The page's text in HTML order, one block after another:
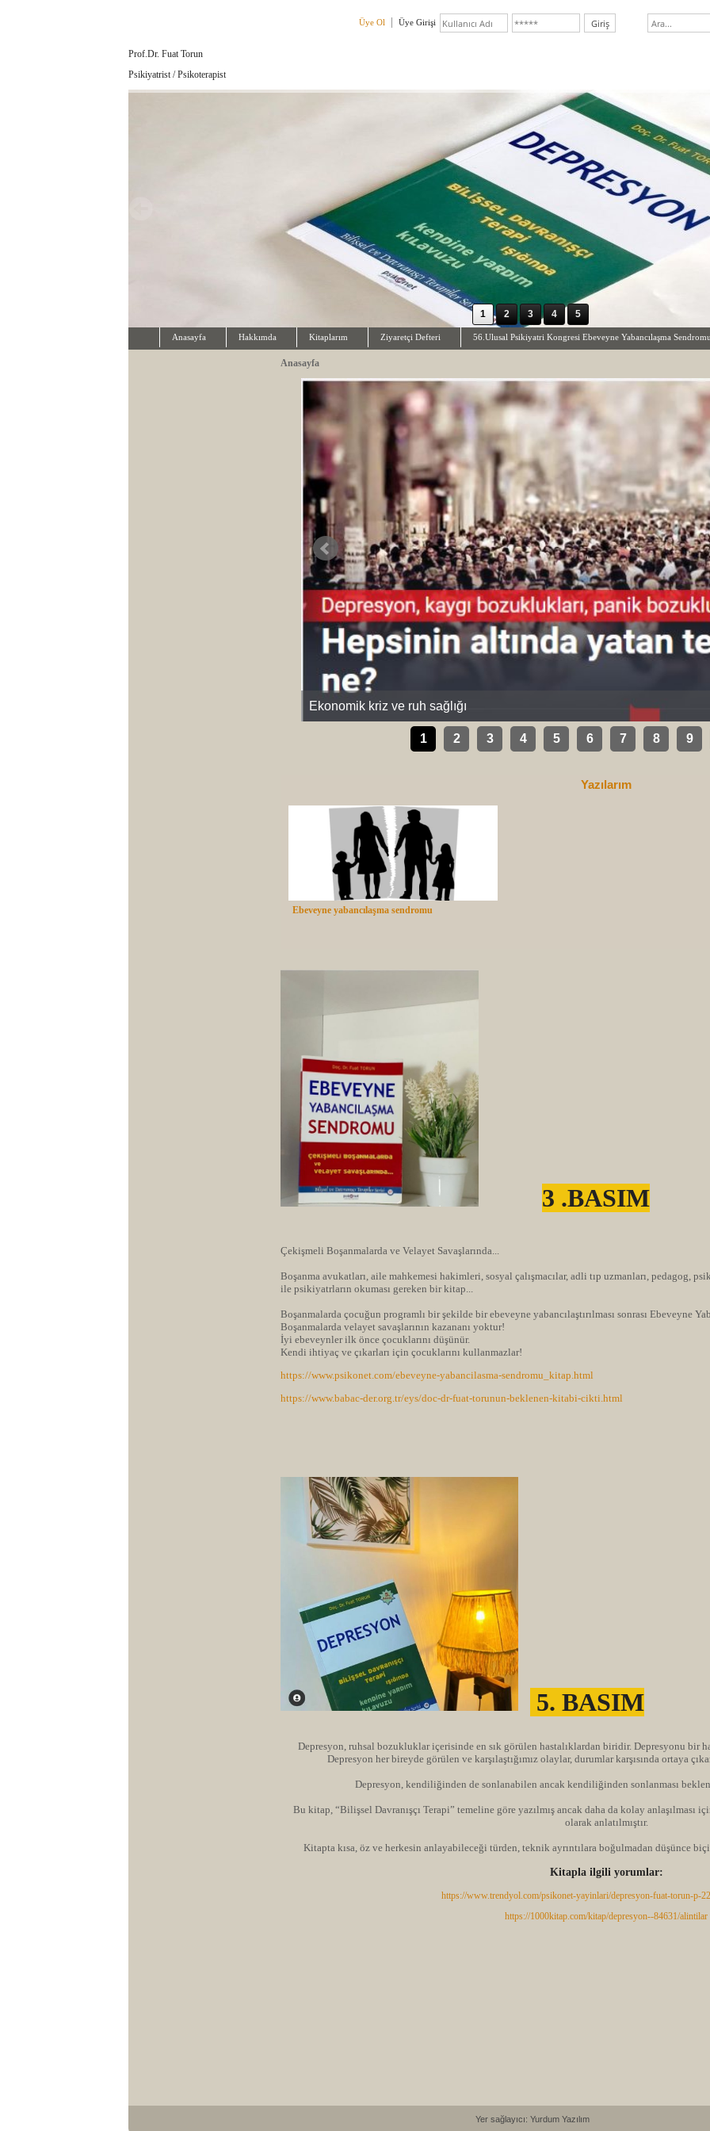
Üye Ol Üye Girişi
Prof.Dr. Fuat Torun
Psikiyatrist / Psikoterapist
1 2 3 4 5
Anasayfa Hakkımda Kitaplarım Ziyaretçi Defteri 56.Ulusal Psikiyatri Kongresi Ebeveyne Yabancılaşma
Anasayfa
Ekonomik kriz ve ruh sağlığı
1 2 3 4 5 6 7 8 9
Yazılarım
Ebeveyne yabancılaşma sendromu
3 .BASIM
Çekişmeli Boşanmalarda ve Velayet Savaşlarında...
Boşanma avukatları, aile mahkemesi hakimleri, sosyal çalışmacılar, adli tıp uzmanları, pedagog,
ile psikiyatrların okuması gereken bir kitap...
Boşanmalarda çocuğun programlı bir şekilde bir ebeveyne yabancılaştırılması sonrası Ebeveyne
Boşanmalarda velayet savaşlarının kazananı yoktur!
İyi ebeveynler ilk önce çocuklarını düşünür.
Kendi ihtiyaç ve çıkarları için çocuklarını kullanmazlar!
https://www.psikonet.com/ebeveyne-yabancilasma-sendromu_kitap.html
https://www.babac-der.org.tr/eys/doc-dr-fuat-torunun-beklenen-kitabi-cikti.html
5. BASIM
Depresyon, ruhsal bozukluklar içerisinde en sık görülen hastalıklardan biridir. Depresyonu bir
Depresyon her bireyde görülen ve karşılaştığımız olaylar, durumlar karşısında ortaya
Depresyon, kendiliğinden de sonlanabilen ancak kendiliğinden sonlanması
Bu kitap, “Bilişsel Davranışçı Terapi” temeline göre yazılmış ancak daha da kolay anlaşılması
olarak anlatılmıştır.
Kitapta kısa, öz ve herkesin anlayabileceği türden, teknik ayrıntılara boğulmadan düşünce
Kitapla ilgili yorumlar:
https://www.trendyol.com/psikonet-yayinlari/depresyon-fuat-torun-p-
https://1000kitap.com/kitap/depresyon--84631/alintilar
Yer sağlayıcı: Yurdum Yazılım